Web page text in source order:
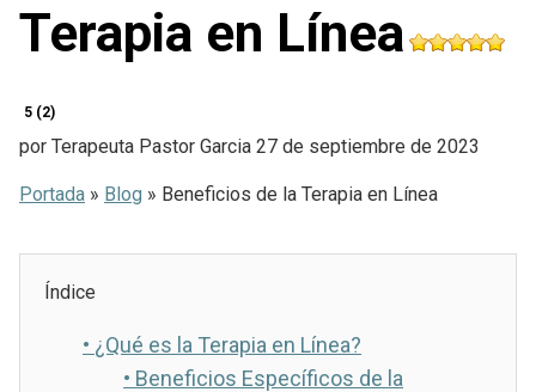
Terapia en Línea
5 (2)
por Terapeuta Pastor Garcia 27 de septiembre de 2023
Portada » Blog » Beneficios de la Terapia en Línea
Índice
• ¿Qué es la Terapia en Línea?
• Beneficios Específicos de la